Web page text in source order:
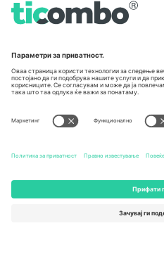
Unter den Linden 24, 10117
Berlin, Germany
Newark, Delaware 19713, United
States